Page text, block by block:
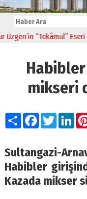
“Tekâmül” Eseri
mikseri
PaylaşFacebook
Twitter
Sultangazi-
Habibler
Kazada mikser